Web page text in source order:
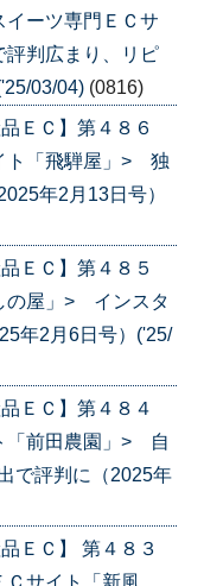
ーツ専門ＥＣサ
判広まり、リピ
03/04) (0816)
ＥＣ】第４８６
ト「飛騨屋」> 独
年2月13日号）
ＥＣ】第４８５
の屋」> インスタ
年2月6日号）('25/
ＥＣ】第４８４
「前田農園」> 自
で評判に（2025年
ＥＣ】 第４８３